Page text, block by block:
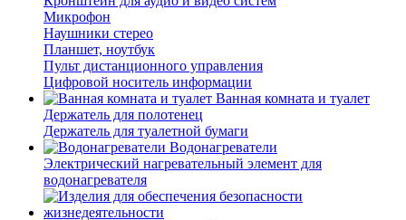
Микрофон
Наушники стерео
Планшет, ноутбук
Пульт дистанционного управления
Цифровой носитель информации
Ванная комната и туалет
Держатель для полотенец
Держатель для туалетной бумаги
Водонагреватели
Электрический нагревательный элемент для
водонагревателя